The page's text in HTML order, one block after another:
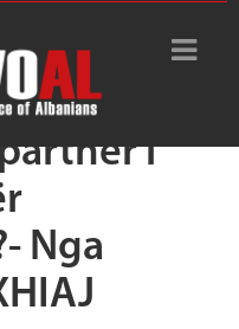
i
Nga